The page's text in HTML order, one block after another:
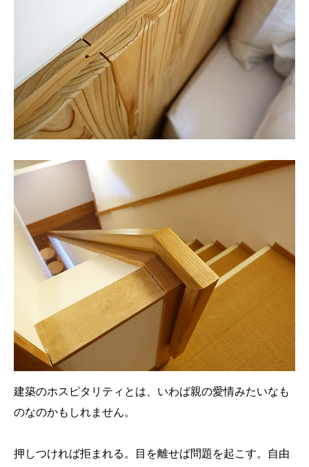
建築のホスピタリティとは、いわば親の愛情みたいなも
のなのかもしれません。
押しつければ拒まれる。目を離せば問題を起こす。自由